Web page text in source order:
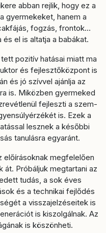
abban rejlik, hogy ez a
gyermekeket, hanem a
fogzás, frontok...
el is altatja a babákat.
pozitív hatásai miatt ma
és fejlesztőközpont is
és jó szívvel ajánlja az
is. Miközben gyermeked
fejleszti a szem-
is. Ezek a
lesznek a későbbi
tanulásra egyaránt.
előírásoknak megfelelően
Próbáljuk megtartani az
tudás, a sok éves
és a technikai fejlődés
a visszajelzéseitek is
is kiszolgálnak. Az
is köszönheti.